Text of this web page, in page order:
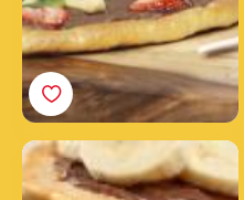
Banánové lievance s
nátierkou Nutella®